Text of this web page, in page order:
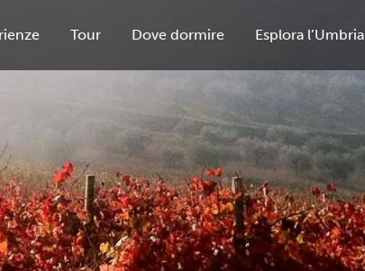
Tour Dove dormire Esplora l’Umbria